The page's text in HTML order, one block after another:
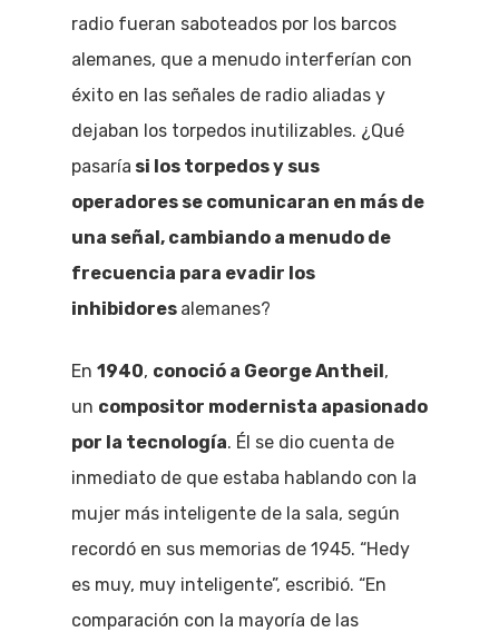
radio fueran saboteados por los barcos
alemanes, que a menudo interferían con
éxito en las señales de radio aliadas y
dejaban los torpedos inutilizables. ¿Qué
pasaría si los torpedos y sus
operadores se comunicaran en más de
una señal, cambiando a menudo de
frecuencia para evadir los
inhibidores alemanes?
En 1940, conoció a George Antheil,
un compositor modernista apasionado
por la tecnología. Él se dio cuenta de
inmediato de que estaba hablando con la
mujer más inteligente de la sala, según
recordó en sus memorias de 1945. “Hedy
es muy, muy inteligente”, escribió. “En
comparación con la mayoría de las